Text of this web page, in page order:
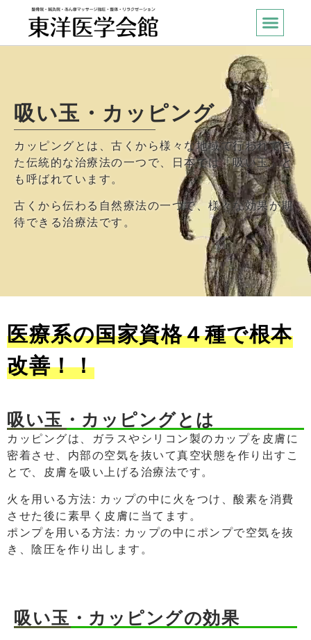
吸い玉・カッピング
カッピングとは、古くから様々な地域で行われてき
た伝統的な治療法の一つで、日本では「吸い玉」と
も呼ばれています。
古くから伝わる自然療法の一つで、様々な効果が期
待できる治療法です。
医療系の国家資格４種で根本
改善！！
吸い玉・カッピングとは
カッピングは、ガラスやシリコン製のカップを皮膚に
密着させ、内部の空気を抜いて真空状態を作り出すこ
とで、皮膚を吸い上げる治療法です。
火を用いる方法: カップの中に火をつけ、酸素を消費
させた後に素早く皮膚に当てます。
ポンプを用いる方法: カップの中にポンプで空気を抜
き、陰圧を作り出します。
吸い玉・カッピングの効果